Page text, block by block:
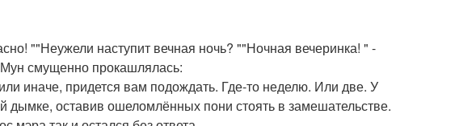
""Неужели наступит вечная ночь? ""Ночная вечеринка! " -
смущенно прокашлялась:
иначе, придется вам подождать. Где-то неделю. Или две. У
оставив ошеломлённых пони стоять в замешательстве.